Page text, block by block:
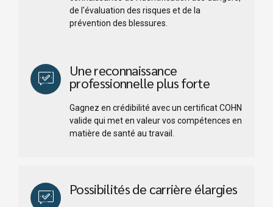
de l'évaluation des risques et de la
prévention des blessures.
Une reconnaissance
professionnelle plus forte
Gagnez en crédibilité avec un certificat COHN
valide qui met en valeur vos compétences en
matière de santé au travail.
Possibilités de carrière élargies